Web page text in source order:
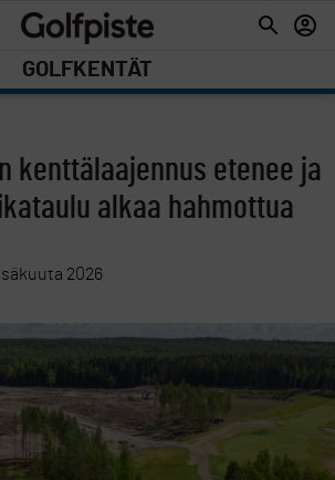
GOLFKENTÄT
kenttälaajennus etenee ja
alkaa hahmottua
2026